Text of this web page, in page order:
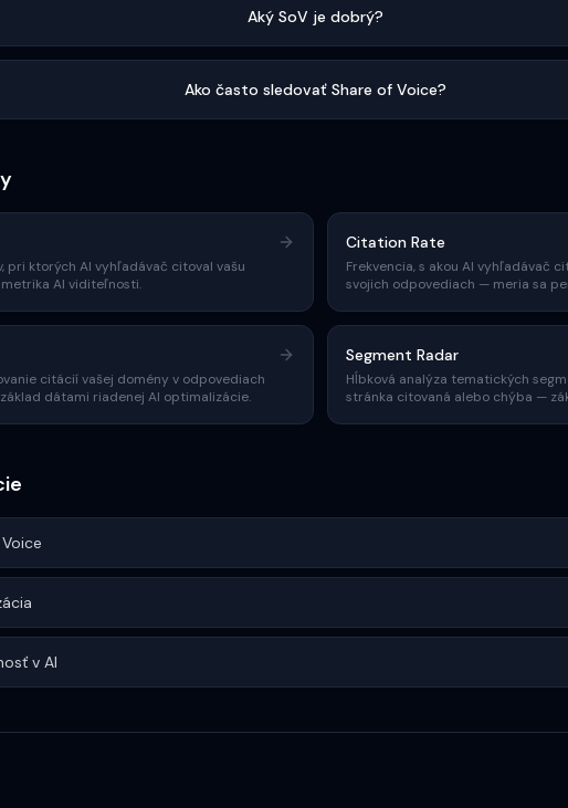
Aký SoV je dobrý?
Ako často sledovať Share of Voice?
pri ktorých AI vyhľadávač citoval vašu
AI viditeľnosti.
Citation Rate
Frekvencia, s akou AI vyhľadávač
svojich odpovediach — meria sa
citácií vašej domény v odpovediach
dátami riadenej AI optimalizácie.
Segment Radar
Hĺbková analýza tematických
stránka citovaná alebo chýba —
v AI